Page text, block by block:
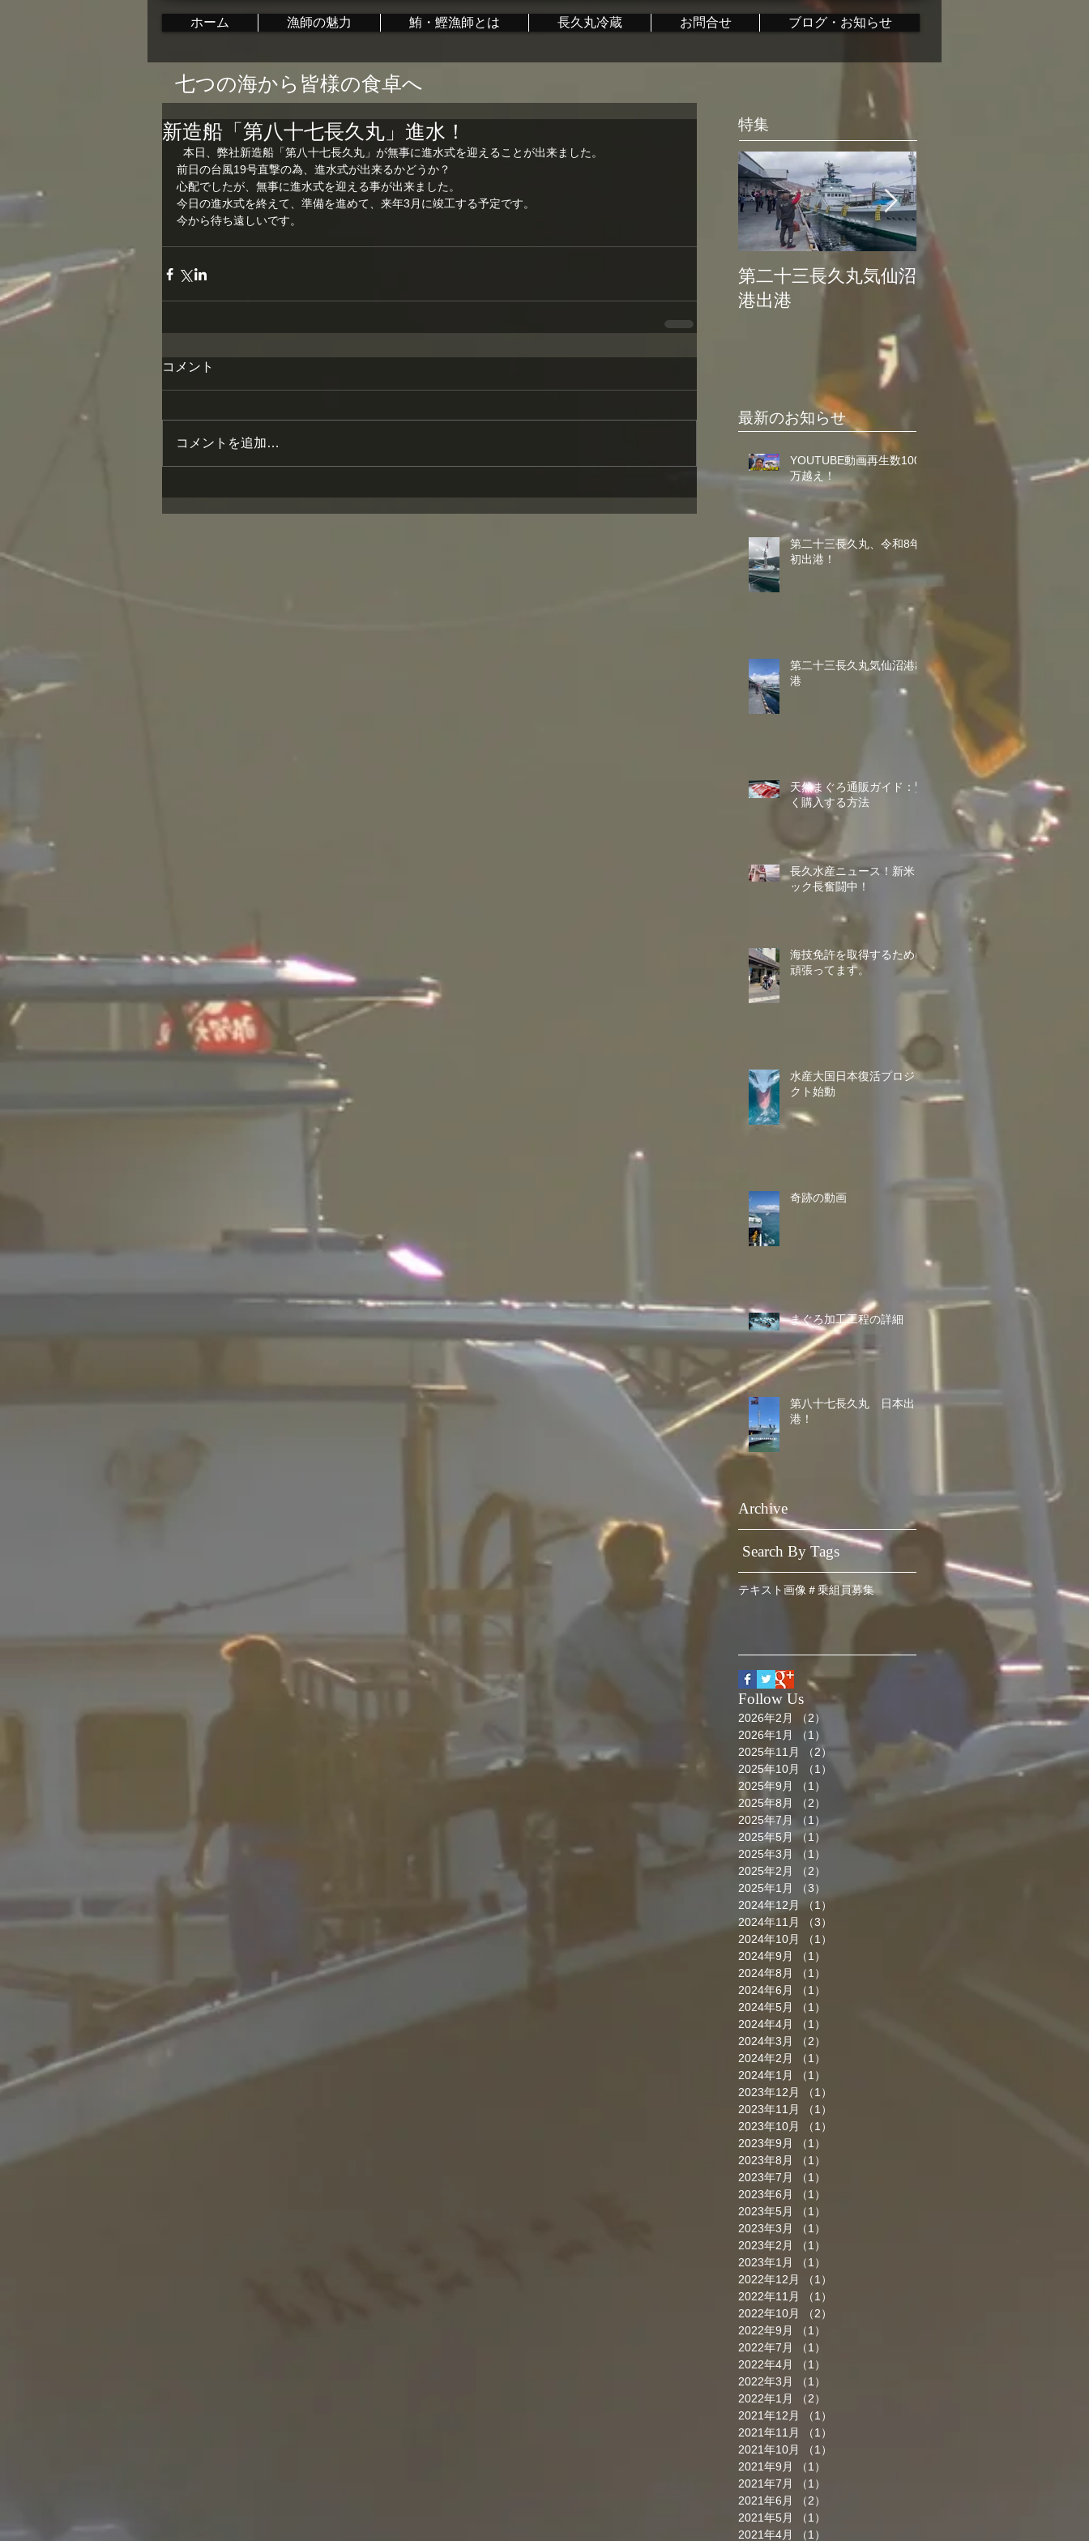
ホーム 漁師の魅力 鮪・鰹漁師とは 長久丸冷蔵 お問合せ ブログ・お知らせ
新造船「第八十七長久丸」進水！
  本日、弊社新造船「第八十七長久丸」が無事に進水式を迎えることが出来ました。
前日の台風19号直撃の為、進水式が出来るかどうか？
心配でしたが、無事に進水式を迎える事が出来ました。
今日の進水式を終えて、準備を進めて、来年3月に竣工する予定です。
今から待ち遠しいです。
コメント
コメントを追加…
特集
第二十三長久丸気仙沼
港出港
水産大国日本復活プ
最新のお知らせ
YOUTUBE動画再生数100
万越え！
第二十三長久丸、令和8年
初出港！
第二十三長久丸気仙沼港出
港
天然まぐろ通販ガイド：賢
く購入する方法
長久水産ニュース！新米コ
ック長奮闘中！
海技免許を取得するために
頑張ってます。
水産大国日本復活プロジェ
クト始動
奇跡の動画
まぐろ加工工程の詳細
第八十七長久丸 日本出
港！
Archive
Search By Tags
テキスト画像 ＃乗組員募集
Follow Us
2026年2月 （2）
2026年1月
（1）
2025年11月
（2）
2025年10月
（1）
2025年9月
（1）
2025年8月
（2）
2025年7月
（1）
1件の記事
2025年5月 （1）
2025年3月
（1）
1件の記事
2025年2月
（2）
2025年1月
（3）
2024年12月
（1）
2024年11月
（3）
2024年10月
（1）
2024年9月
（1）
2024年8月
（1）
2024年6月
（1）
2024年5月
（1）
2024年4月
（1）
2024年3月
（2）
2024年2月
（1）
2024年1月
（1）
2023年12月
（1）
2023年11月
（1）
2023年10月
（1）
2023年9月
（1）
2023年8月
（1）
2023年7月
（1）
2023年6月
（1）
2023年5月
（1）
2023年3月
（1）
2023年2月
（1）
2023年1月
（1）
2022年12月
（1）
2022年11月
（1）
2022年10月
（2）
2022年9月
（1）
2022年7月
（1）
2022年4月
（1）
2022年3月
（1）
2022年1月
（2）
2021年12月
（1）
2021年11月
（1）
2021年10月
（1）
2021年9月
（1）
2021年7月
（1）
2021年6月
（2）
2021年5月
（1）
2021年4月
（1）
七つの海から皆様の食卓へ